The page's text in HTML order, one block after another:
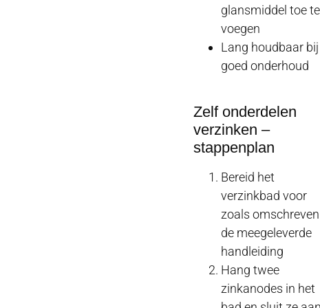
glansmiddel toe te
voegen
Lang houdbaar bij
goed onderhoud
Zelf onderdelen
verzinken –
stappenplan
Bereid het
verzinkbad voor
zoals
de meegeleverde
handleiding
Hang twee
zinkanodes in het